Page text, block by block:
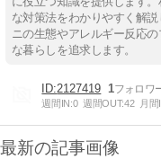
な対策法をわかりやすく解
ニの生態やアレルギー反応
な暮らしを追求します。
2127419 1
週間IN:0 週間OUT:42 月間
最新の記事画像